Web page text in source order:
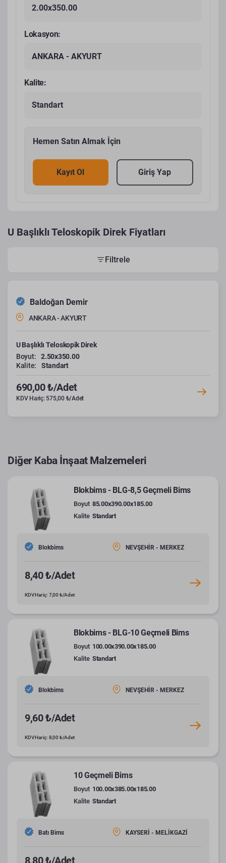
2.00x350.00
Lokasyon:
ANKARA - AKYURT
Kalite:
Standart
Hemen Satın Almak İçin
Kayıt Ol Giriş Yap
U Başlıklı Teloskopik Direk Fiyatları
Filtrele
Baldoğan Demir
ANKARA - AKYURT
U Başlıklı Teloskopik Direk
Boyut:
2.50x350.00
Kalite:
Standart
690,00 ₺/Adet
KDV Hariç: 575,00 ₺/Adet
Diğer Kaba İnşaat Malzemeleri
Blokbims - BLG-8,5 Geçmeli Bims
Boyut 85.00x390.00x185.00
Kalite Standart
Blokbims NEVŞEHİR - MERKEZ
8,40 ₺/Adet
KDV Hariç: 7,00 ₺/Adet
Blokbims - BLG-10 Geçmeli Bims
Boyut 100.00x390.00x185.00
Kalite Standart
Blokbims NEVŞEHİR - MERKEZ
9,60 ₺/Adet
KDV Hariç: 8,00 ₺/Adet
10 Geçmeli Bims
Boyut 100.00x385.00x185.00
Kalite Standart
Batı Bims KAYSERİ - MELİKGAZİ
8,80 ₺/Adet